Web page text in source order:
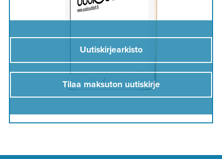
Uutiskirjearkisto
Tilaa maksuton uutiskirje